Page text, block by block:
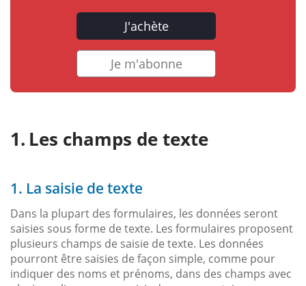
J'achète
Je m'abonne
Les champs de texte
1. La saisie de texte
Dans la plupart des formulaires, les données seront
saisies sous forme de texte. Les formulaires proposent
plusieurs champs de saisie de texte. Les données
pourront être saisies de façon simple, comme pour
indiquer des noms et prénoms, dans des champs avec